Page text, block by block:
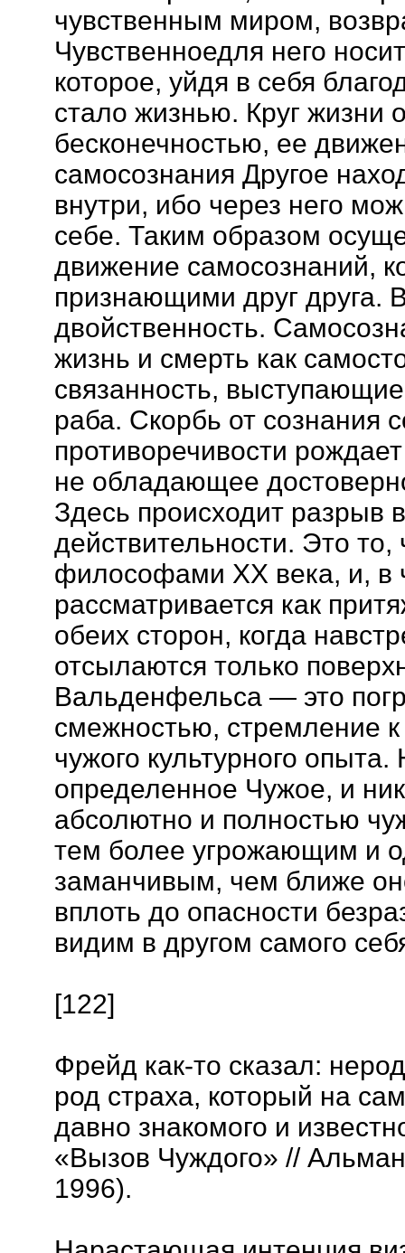
чувственным миром,
Чувственноедля него
которое, уйдя в себя
стало жизнью. Круг жизни
бесконечностью, ее
самосознания Другое
внутри, ибо через него
себе. Таким образом
движение самосознаний,
признающими друг друга.
двойственность.
жизнь и смерть как
связанность,
раба. Скорбь от сознания
противоречивости
не обладающее
Здесь происходит разрыв
действительности. Это
философами ХХ века, и, в
рассматривается как
обеих сторон, когда
отсылаются только
Вальденфельса — это
смежностью, стремление
чужого культурного
определенное Чужое, и
абсолютно и полностью
тем более угрожающим и
заманчивым, чем ближе
вплоть до опасности
видим в другом самого
[122]
Фрейд как-то сказал:
род страха, который на
давно знакомого и
«Вызов Чуждого» //
1996).